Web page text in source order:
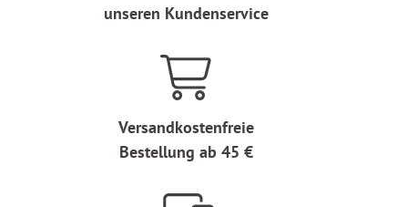
unseren Kundenservice
Versandkostenfreie
Bestellung ab 45 €